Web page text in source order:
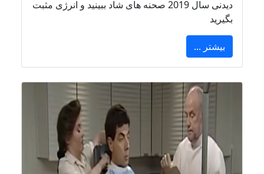
دیدنی سال 2019 صحنه های شاد ببینید و انرژی مثبت
بگیرید
بیشتر ...